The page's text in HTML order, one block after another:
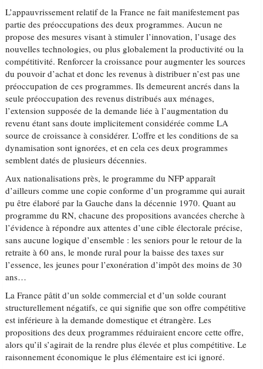
L’appauvrissement relatif de la France ne fait manifestement pas
partie des préoccupations des deux programmes. Aucun ne
propose des mesures visant à stimuler l’innovation, l’usage des
nouvelles technologies, ou plus globalement la productivité ou la
compétitivité. Renforcer la croissance pour augmenter les sources
du pouvoir d’achat et donc les revenus à distribuer n’est pas une
préoccupation de ces programmes. Ils demeurent ancrés dans la
seule préoccupation des revenus distribués aux ménages,
l’extension supposée de la demande liée à l’augmentation du
revenu étant sans doute implicitement considérée comme LA
source de croissance à considérer. L’offre et les conditions de sa
dynamisation sont ignorées, et en cela ces deux programmes
semblent datés de plusieurs décennies.
Aux nationalisations près, le programme du NFP apparaît
d’ailleurs comme une copie conforme d’un programme qui aurait
pu être élaboré par la Gauche dans la décennie 1970. Quant au
programme du RN, chacune des propositions avancées cherche à
l’évidence à répondre aux attentes d’une cible électorale précise,
sans aucune logique d’ensemble : les seniors pour le retour de la
retraite à 60 ans, le monde rural pour la baisse des taxes sur
l’essence, les jeunes pour l’exonération d’impôt des moins de 30
ans…
La France pâtit d’un solde commercial et d’un solde courant
structurellement négatifs, ce qui signifie que son offre compétitive
est inférieure à la demande domestique et étrangère. Les
propositions des deux programmes réduiraient encore cette offre,
alors qu’il s’agirait de la rendre plus élevée et plus compétitive. Le
raisonnement économique le plus élémentaire est ici ignoré.